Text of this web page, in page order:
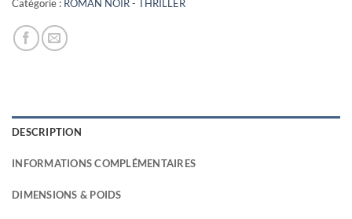
Catégorie : ROMAN NOIR - THRILLER
DESCRIPTION
INFORMATIONS COMPLÉMENTAIRES
DIMENSIONS & POIDS